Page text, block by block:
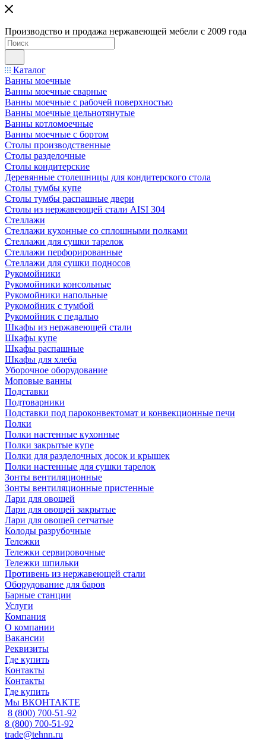
Производство и продажа нержавеющей мебели с 2009 года
Каталог
Ванны моечные
Ванны моечные сварные
Ванны моечные с рабочей поверхностью
Ванны моечные цельнотянутые
Ванны котломоечные
Ванны моечные с бортом
Столы производственные
Столы разделочные
Столы кондитерские
Деревянные столешницы для кондитерского стола
Столы тумбы купе
Столы тумбы распашные двери
Столы из нержавеющей стали AISI 304
Стеллажи
Стеллажи кухонные со сплошными полками
Стеллажи для сушки тарелок
Стеллажи перфорированные
Стеллажи для сушки подносов
Рукомойники
Рукомойники консольные
Рукомойники напольные
Рукомойник с тумбой
Рукомойник с педалью
Шкафы из нержавеющей стали
Шкафы купе
Шкафы распашные
Шкафы для хлеба
Уборочное оборудование
Моповые ванны
Подставки
Подтоварники
Подставки под пароконвектомат и конвекционные печи
Полки
Полки настенные кухонные
Полки закрытые купе
Полки для разделочных досок и крышек
Полки настенные для сушки тарелок
Зонты вентиляционные
Зонты вентиляционные пристенные
Лари для овощей
Лари для овощей закрытые
Лари для овощей сетчатые
Колоды разрубочные
Тележки
Тележки сервировочные
Тележки шпильки
Противень из нержавеющей стали
Оборудование для баров
Барные станции
Услуги
Компания
О компании
Вакансии
Реквизиты
Где купить
Контакты
Контакты
Где купить
Мы ВКОНТАКТЕ
8 (800) 700-51-92
8 (800) 700-51-92
trade@tehnn.ru